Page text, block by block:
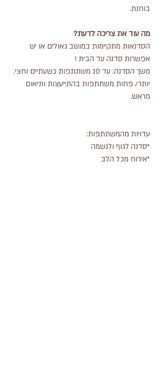
בוחנת.
מה עוד את צריכה לדעת?
הסדנאות מתקיימות במושב גאולים או יש
אפשרות סדנה עד הבית !
משך הסדנה: עד 10 משתתפות כשעתיים וחצי.
יותר/ פחות משתתפות בהתייעצות ותיאום
מראש.
עדויות מהמשתתפות:
*סדנה לגוף ולנשמה
*אירוח מכל הלב